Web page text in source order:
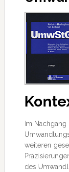
Im
weiteren
des